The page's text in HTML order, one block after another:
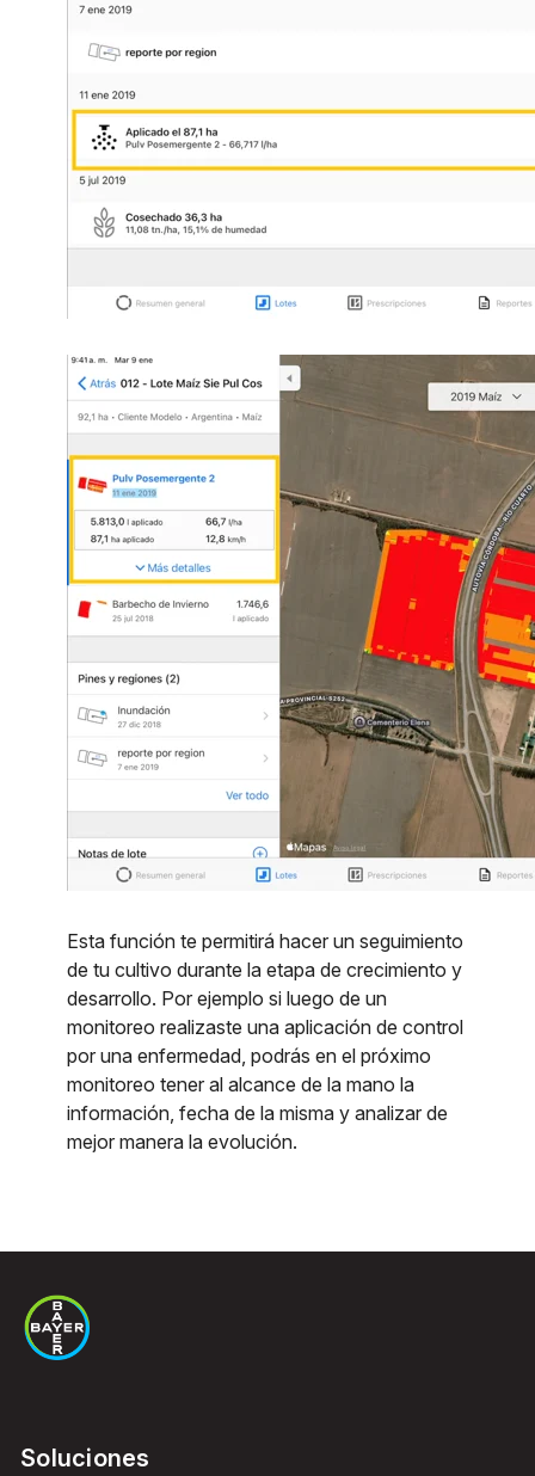
Esta función te permitirá hacer un seguimiento
de tu cultivo durante la etapa de crecimiento y
desarrollo. Por ejemplo si luego de un
monitoreo realizaste una aplicación de control
por una enfermedad, podrás en el próximo
monitoreo tener al alcance de la mano la
información, fecha de la misma y analizar de
mejor manera la evolución.
Soluciones